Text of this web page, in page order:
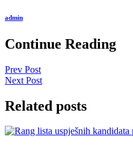
admin
Continue Reading
Prev Post
Next Post
Related posts